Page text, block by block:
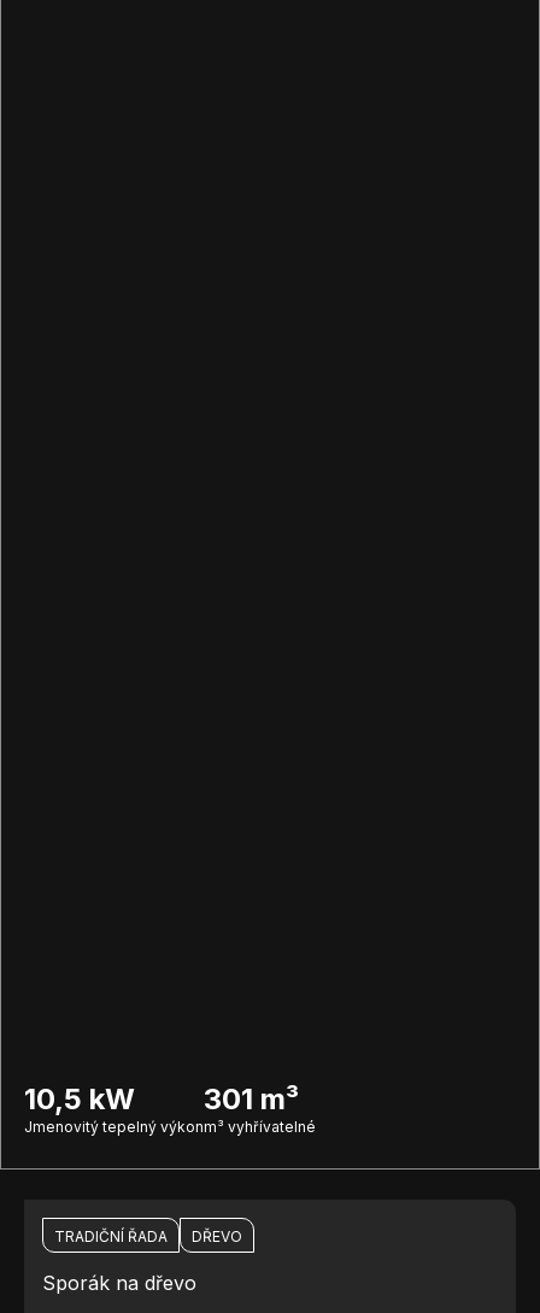
10,5 kW
Jmenovitý tepelný výkon
301 m³
m³ vyhřívatelné
TRADIČNÍ ŘADA DŘEVO
Sporák na dřevo